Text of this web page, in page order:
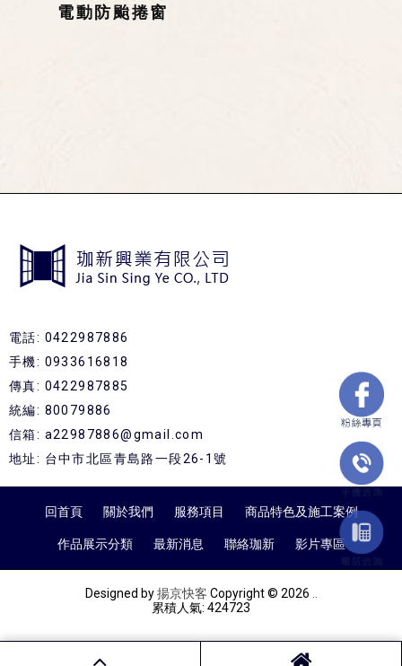
電動防颱捲窗
電話: 0422987886
手機: 0933616818
傳真: 0422987885
統編: 80079886
信箱: a22987886@gmail.com
地址: 台中市北區青島路一段26-1號
回首頁 關於我們 服務項目 商品特色及施工案例
作品展示分類 最新消息 聯絡珈新 影片專區
Designed by揚京快客 Copyright © 2026
累積人氣: 424723